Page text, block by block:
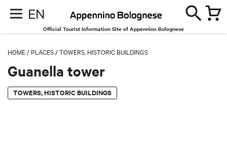
EN
Official Tourist Information Site of Appennino Bolognese
HOME / PLACES /TOWERS, HISTORIC BUILDINGS
Guanella tower
TOWERS, HISTORIC BUILDINGS